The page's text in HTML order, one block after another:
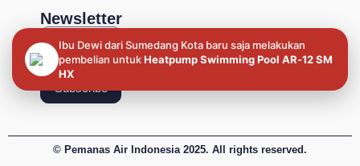
Newsletter
Subscribe
© Pemanas Air Indonesia 2025. All rights reserved.
Ibu Dewi dari Sumedang Kota baru saja melakukan
pembelian untukHeatpump Swimming Pool AR‐12 SM
HX